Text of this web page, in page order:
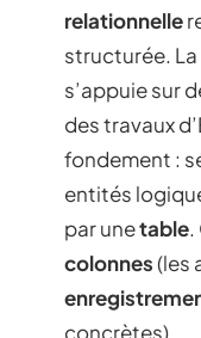
relationnelle
structurée. La
s’appuie sur
des travaux
fondement :
entités
par unetable.
colonnes(les
concrètes).